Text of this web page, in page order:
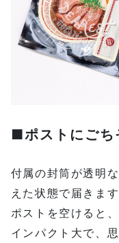
■ポストにごち
付属の封筒が透明
えた状態で届きま
ポストを空けると
インパクト大で、